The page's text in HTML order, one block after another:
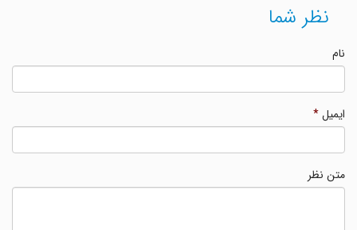
نظر شما
ایمیل*
متن نظر